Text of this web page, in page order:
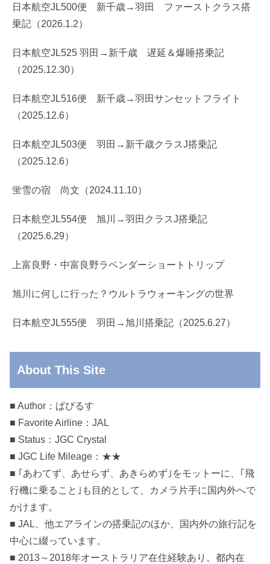
日本航空JL500便 新千歳→羽田 ファーストクラス搭
乗記（2026.1.2）
日本航空JL525 羽田→新千歳 遅延＆爆睡搭乗記
（2025.12.30）
日本航空JL516便 新千歳→羽田サンセットフライト
（2025.12.6）
日本航空JL503便 羽田→新千歳クラスJ搭乗記
（2025.12.6）
蛍雪の宿 尚文（2024.11.10）
日本航空JL554便 旭川→羽田クラスJ搭乗記
（2025.6.29）
上富良野・中富良野ラベンダーショートトリップ
旭川に何しに行った？ウルトラウォーキングの世界
日本航空JL555便 羽田→旭川搭乗記（2025.6.27）
About This Site
■ Author：ぱぴるす
■ Favorite Airline：JAL
■ Status：JGC Crystal
■ JGC Life Mileage：★★
■ ｢あわてず、あせらず、あきらめず｣をモットーに、｢飛
行機に乗ること｣も目的として、カメラ片手に国内外へで
かけます。
■ JAL、他エアラインの搭乗記のほか、国内外の旅行記を
中心に綴っています。
■ 2013～2018年オーストラリア在住経験あり。都内在